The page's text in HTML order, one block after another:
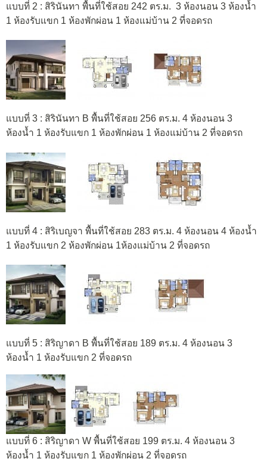
แบบที่ 2 : สิรินันทา พื้นที่ใช้สอย 242 ตร.ม. 3 ห้องนอน 3 ห้องน้ำ
1 ห้องรับแขก 1 ห้องพักผ่อน 1 ห้องแม่บ้าน 2 ที่จอดรถ
แบบที่ 3 : สิรินันทา B พื้นที่ใช้สอย 256 ตร.ม. 4 ห้องนอน 3
ห้องน้ำ 1 ห้องรับแขก 1 ห้องพักผ่อน 1 ห้องแม่บ้าน 2 ที่จอดรถ
แบบที่ 4 : สิริเบญจา พื้นที่ใช้สอย 283 ตร.ม. 4 ห้องนอน 4 ห้องน้ำ
1 ห้องรับแขก 2 ห้องพักผ่อน 1ห้องแม่บ้าน 2 ที่จอดรถ
แบบที่ 5 : สิริญาดา B พื้นที่ใช้สอย 189 ตร.ม. 4 ห้องนอน 3
ห้องน้ำ 1 ห้องรับแขก 2 ที่จอดรถ
แบบที่ 6 : สิริญาดา W พื้นที่ใช้สอย 199 ตร.ม. 4 ห้องนอน 3
ห้องน้ำ 1 ห้องรับแขก 1 ห้องพักผ่อน 2 ที่จอดรถ